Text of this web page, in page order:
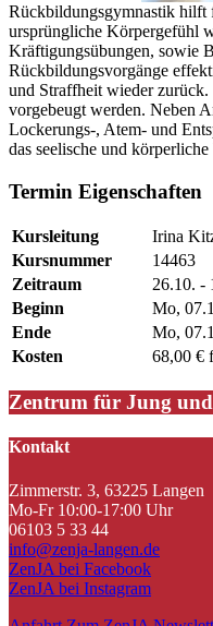
Rückbildungsgymnastik hilft
ursprüngliche Körpergefühl
Kräftigungsübungen, sowie
Rückbildungsvorgänge
und Straffheit wieder zurück.
vorgebeugt werden. Neben
Lockerungs-, Atem- und
das seelische und
Termin Eigenschaften
Kursleitung
Irina
Kursnummer
14463
Zeitraum
26.10. -
Beginn
Mo,
Ende
Mo,
Kosten
68,00 €
Zentrum für Jung
Kontakt
Zimmerstr. 3, 63225 Langen
Mo-Fr 10:00-17:00 Uhr
06103 5 33 44
info@zenja-langen.de
ZenJA bei Facebook
ZenJA bei Instagram